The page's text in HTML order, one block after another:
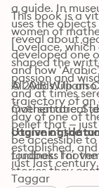
a guide. In
uses the
reveal about
developed one
and how
All Adds Up
trajectory of an
day of one of
course of the
established,
just last century.
This book is a
women of
Lovelace,
shaped the
passion and
and at times
mathematical
belief that –
be accessible
fondness for
stories they
© 2018 William
Översättare:
Ljudbok: 1
Taggar